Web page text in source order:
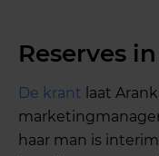
Reserves
De krant laat
haar man is